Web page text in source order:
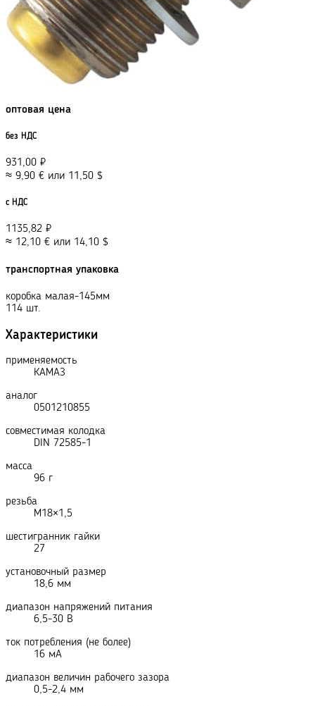
оптовая цена
без НДС
931,00 ₽
≈ 9,90 € или 11,50 $
с НДС
1135,82 ₽
≈ 12,10 € или 14,10 $
транспортная упаковка
коробка малая-145мм
114 шт.
Характеристики
применяемость
КАМАЗ
аналог
0501210855
совместимая колодка
DIN 72585-1
масса
96 г
резьба
М18×1,5
шестигранник гайки
27
установочный размер
18,6 мм
диапазон напряжений питания
6,5-30 В
ток потребления (не более)
16 мА
диапазон величин рабочего зазора
0,5-2,4 мм